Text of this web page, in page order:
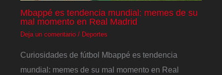
Mbappé es tendencia mundial: memes de su
mal momento en Real Madrid
Deja un comentario / Deportes
Curiosidades de fútbol Mbappé es tendencia
mundial: memes de su mal momento en Real